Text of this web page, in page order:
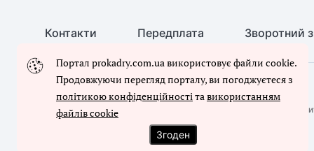
Контакти Передплата Зворотний
© Кадровик-01, 2026. Усі права захищено
Повне або часткове копіювання будь-яких матеріалів сайту,
письмового дозволу редакції сайту
Портал prokadry.com.ua використовує файли cookie.
Продовжуючи перегляд порталу, ви погоджуєтеся з
політикою конфіденційностітавикористанням
файлів cookie
Згоден